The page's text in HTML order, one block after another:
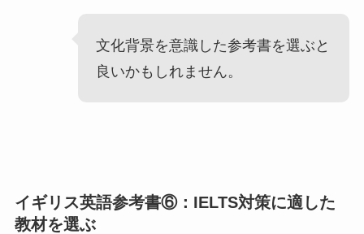
文化背景を意識した参考書を選ぶと
良いかもしれません。
イギリス英語参考書⑥：IELTS対策に適した
教材を選ぶ